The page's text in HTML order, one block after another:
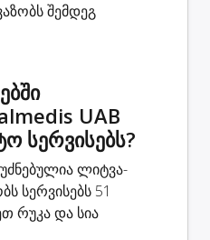
შემდეგ
UAB
სერვისებს?
ლიტვა-
სერვისებს 51
რუკა და სია